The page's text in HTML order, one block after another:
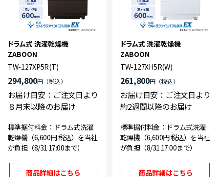
ドラム式 洗濯乾燥機
ZABOON
TW-127XP5R(T)
294,800円
お届け目安：ご注文日より
８月末以降のお届け
標準据付料金：ドラム式洗濯
乾燥機（6,600円 税込）を当社
が負担（8/31 17:00まで）
商品詳細はこちら
ドラム式 洗濯乾燥機
ZABOON
TW-127XH5R(W)
261,800円
お届け目安：ご注文日より
約2週間以降のお届け
標準据付料金：ドラム式洗濯
乾燥機（6,600円 税込）を当社
が負担（8/31 17:00まで）
商品詳細はこちら